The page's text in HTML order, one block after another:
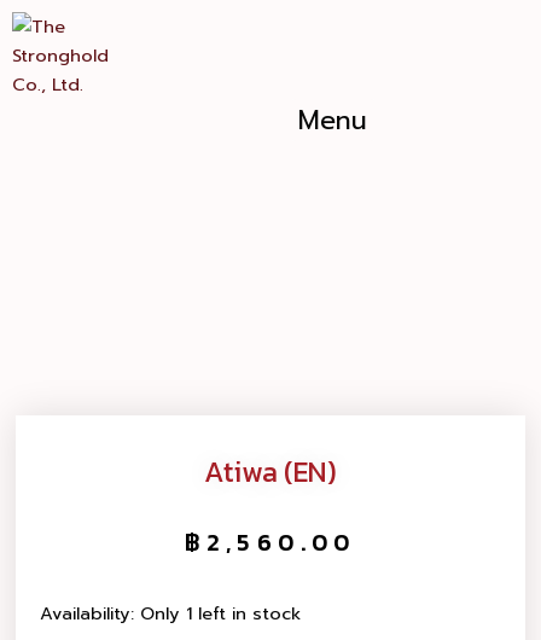
Skip
content
Menu
Atiwa (EN)
฿ 2,560.00
Availability: Only 1 left in stock
quantity